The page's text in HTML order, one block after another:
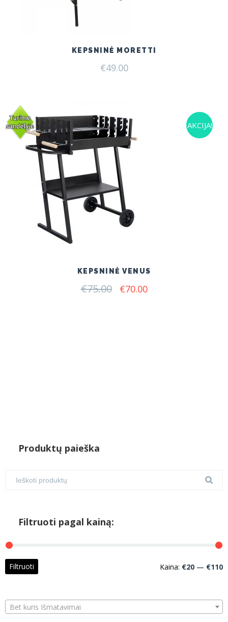
KEPSNINĖ MORETTI
€49.00
AKCIJA!
KEPSNINĖ VENUS
€75.00 Original
€70.00Current
Produktų paieška
Filtruoti pagal kainą:
Filtruoti Kaina: €20 — €110
Bet kuris Išmatavimai